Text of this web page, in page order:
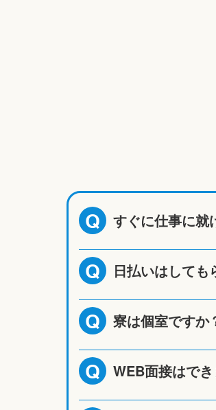
Q すぐに仕事に就
Q 日払いはしても
Q 寮は個室ですか
Q WEB面接はで